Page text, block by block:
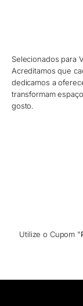
Selecionados para
Acreditamos que
dedicamos a
transformam
gosto.
Utilize o Cupom "